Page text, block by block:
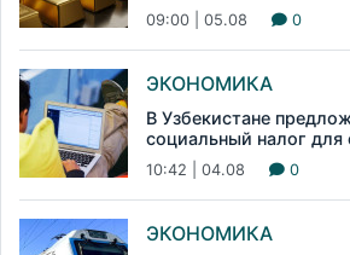
09:00 | 05.08 0
ЭКОНОМИКА
В Узбекистане
социальный налог
10:42 | 04.08 0
ЭКОНОМИКА